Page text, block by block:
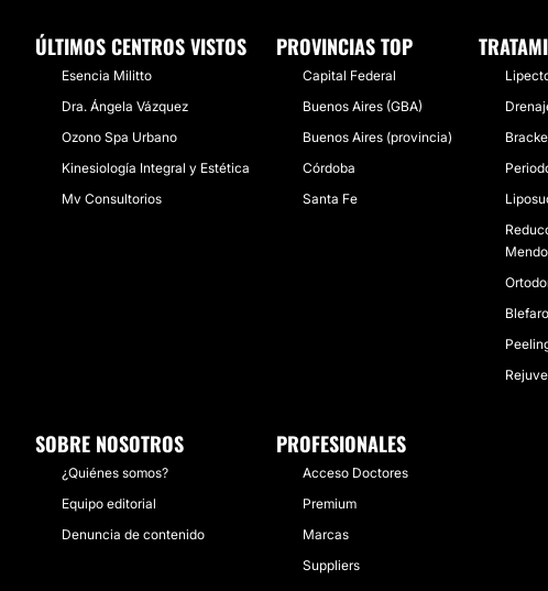
ÚLTIMOS CENTROS VISTOS
Esencia Militto
Dra. Ángela Vázquez
Ozono Spa Urbano
Kinesiología Integral y Estética
Mv Consultorios
PROVINCIAS TOP
Capital Federal
Buenos Aires (GBA)
Buenos Aires (provincia)
Córdoba
Santa Fe
SOBRE NOSOTROS
¿Quiénes somos?
Equipo editorial
Denuncia de contenido
PROFESIONALES
Acceso Doctores
Premium
Marcas
Suppliers